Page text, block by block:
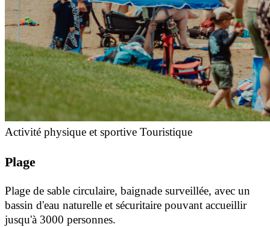
Activité physique et sportive Touristique
Plage
Plage de sable circulaire, baignade surveillée, avec un
bassin d'eau naturelle et sécuritaire pouvant accueillir
jusqu'à 3000 personnes.